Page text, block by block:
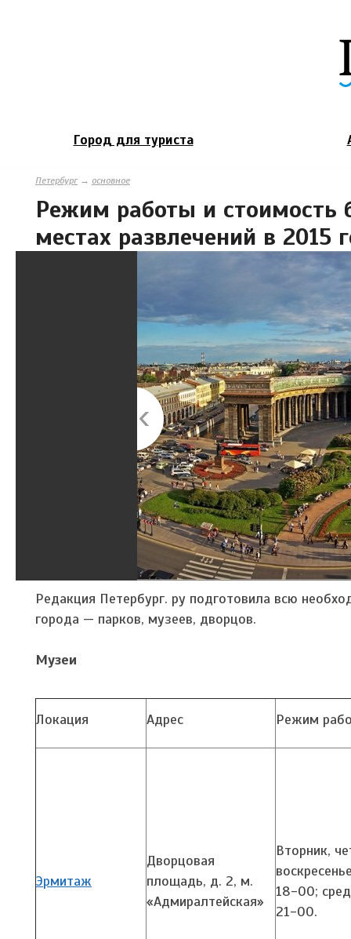
Город для туриста
Петербург→ основное
Режим работы и стоимость
местах развлечений в 2015
Редакция Петербург. ру подготовила всю
города — парков, музеев, дворцов.
Музеи
Локация Адрес Режим
Эрмитаж
Дворцовая
площадь, д. 2, м.
«Адмиралтейская»
Вторник,
18-00;
21-00.